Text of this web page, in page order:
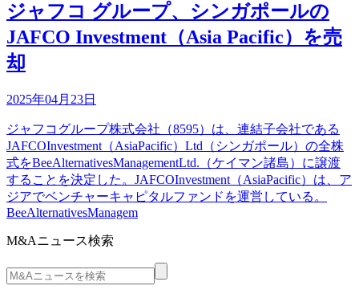
ジャフコ グループ、シンガポールの
JAFCO Investment（Asia Pacific）を売
却
2025年04月23日
ジャフコグループ株式会社（8595）は、連結子会社である
JAFCOInvestment（AsiaPacific）Ltd（シンガポール）の全株
式をBeeAlternativesManagementLtd.（ケイマン諸島）に譲渡
することを決定した。JAFCOInvestment（AsiaPacific）は、ア
ジアでベンチャーキャピタルファンドを運営している。
BeeAlternativesManagem
M&Aニュース検索